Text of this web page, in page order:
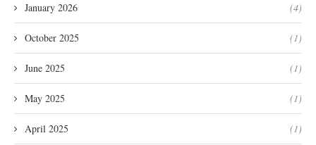
January 2026 (4)
October 2025 (1)
June 2025 (1)
May 2025 (1)
April 2025 (1)